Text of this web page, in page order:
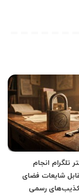
تلگرام انجام
شایعات فضای
رسمی